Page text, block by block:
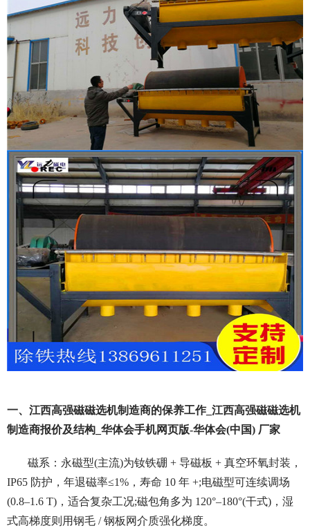
一、江西高强磁磁选机制造商的保养工作_江西高强磁磁选机
制造商报价及结构_华体会手机网页版-华体会(中国) 厂家
磁系：永磁型(主流)为钕铁硼 + 导磁板 + 真空环氧封装，
IP65 防护，年退磁率≤1%，寿命 10 年 +;电磁型可连续调场
(0.8–1.6 T)，适合复杂工况;磁包角多为 120°–180°(干式)，湿
式高梯度则用钢毛 / 钢板网介质强化梯度。